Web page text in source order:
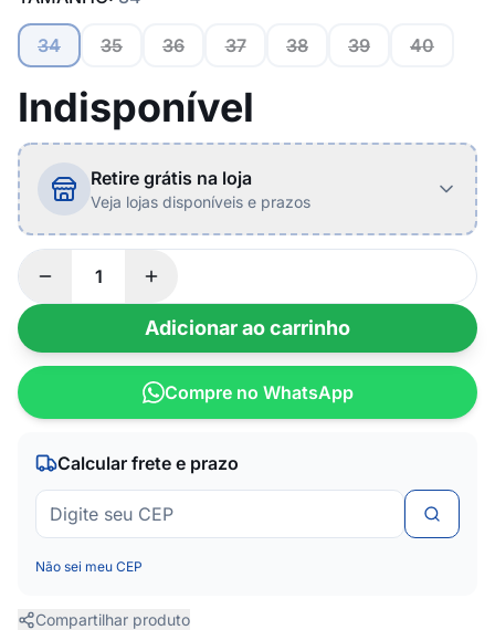
34 35 36 37 38 39 40
Indisponível
Retire grátis na loja
Veja lojas disponíveis e prazos
Adicionar ao carrinho
Compre no WhatsApp
Calcular frete e prazo
Não sei meu CEP
Compartilhar produto